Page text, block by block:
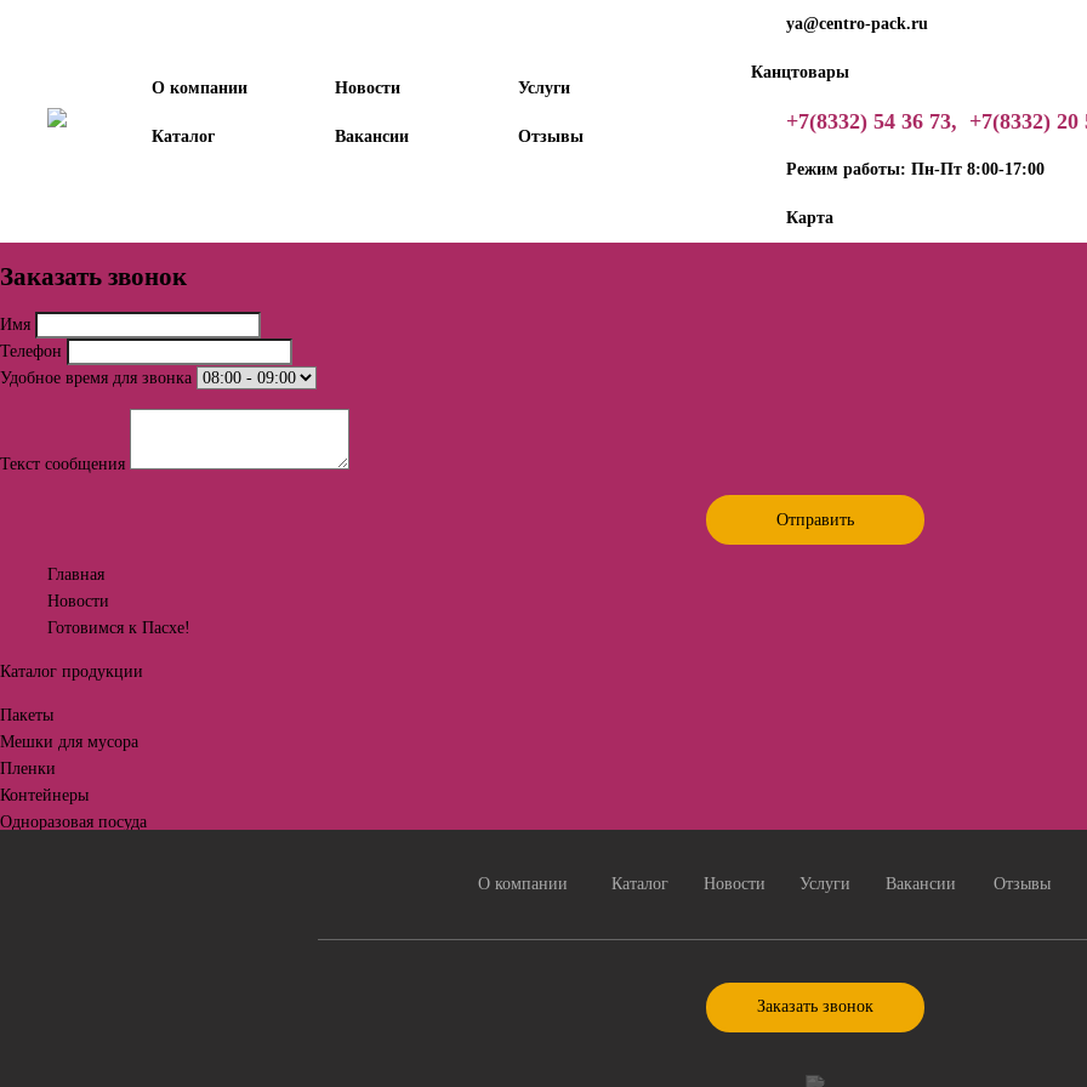
О компании Новости Услуги
Каталог Вакансии Отзывы
ya@centro-pack.ru
Канцтовары
+7(8332) 54 36 73, +7(8332) 20
Режим работы: Пн-Пт 8:00-17:00
Карта
Заказать звонок
Имя
Телефон
Удобное время для звонка
Текст сообщения
Отправить
Главная
Новости
Готовимся к Пасхе!
Каталог продукции
Пакеты
Мешки для мусора
Пленки
Контейнеры
Одноразовая посуда
О компании Каталог Новости Услуги Вакансии Отзывы
Заказать звонок